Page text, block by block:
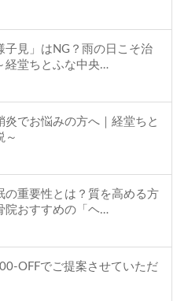
見」はNG？雨の日こそ治
経堂ちとふな中央…
でお悩みの方へ｜経堂ちと
～
の重要性とは？質を高める方
院おすすめの「ヘ…
OFFでご提案させていただ